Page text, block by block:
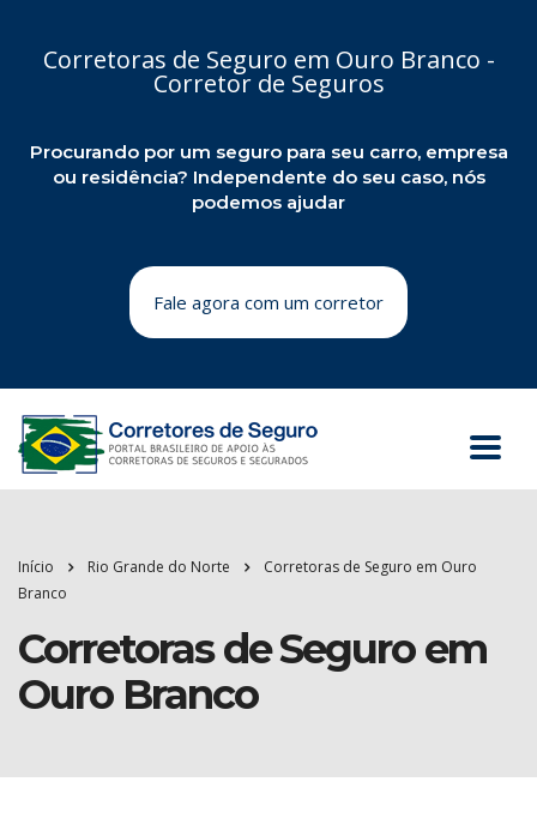
Corretoras de Seguro em Ouro Branco -
Corretor de Seguros
Procurando por um seguro para seu carro, empresa
ou residência? Independente do seu caso, nós
podemos ajudar
Fale agora com um corretor
Início Rio Grande do Norte
Corretoras de Seguro em Ouro
Branco
Corretoras de Seguro em
Ouro Branco